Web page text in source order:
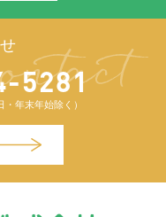
5281
年末年始除く）